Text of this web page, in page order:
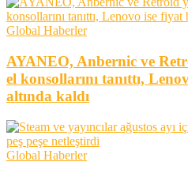
Global Haberler
AYANEO, Anbernic ve
el konsollarını tanıttı,
altında kaldı
Global Haberler